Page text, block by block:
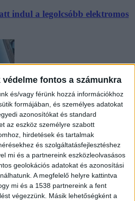
védelme fontos a számunkra
és/vagy férünk hozzá információkhoz
formájában, és személyes adatokat
azonosítókat és standard
az eszköz személyre szabott
hirdetések és tartalmak
és szolgáltatásfejlesztéshez
mi és a partnereink eszközleolvasásos
geolokációs adatokat és azonosítási
A megfelelő helyre kattintva
mi és a 1538 partnereink a fent
végezzünk. Másik lehetőségként a
indul a legolcsóbb elektromos
a villanyautós támogatási
pályázói